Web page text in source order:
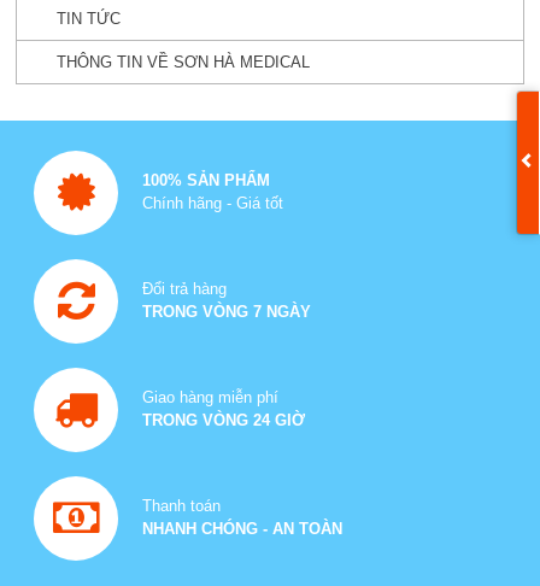
TIN TỨC
THÔNG TIN VỀ SƠN HÀ MEDICAL
100% SẢN PHẨM
Chính hãng - Giá tốt
Đổi trả hàng
TRONG VÒNG 7 NGÀY
Giao hàng miễn phí
TRONG VÒNG 24 GIỜ
Thanh toán
NHANH CHÓNG - AN TOÀN